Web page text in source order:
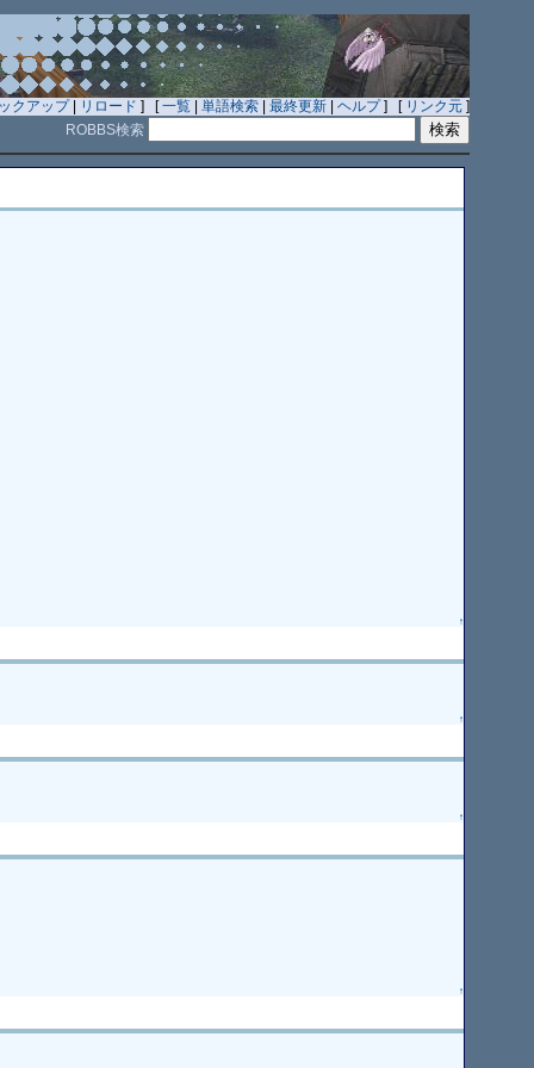
クアップ| リロード ] [一覧 |単語検索 |最終更新 |ヘルプ] [ リンク元 ]
ROBBS検索
↑
↑
↑
↑